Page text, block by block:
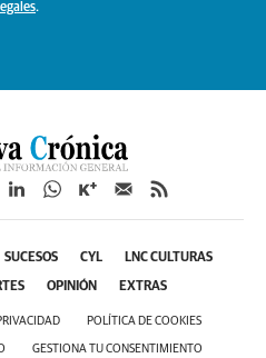
.
SUCESOS CYL LNC CULTURAS
OPINIÓN EXTRAS
POLÍTICA DE COOKIES
GESTIONA TU CONSENTIMIENTO